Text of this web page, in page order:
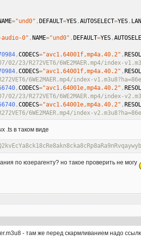
="und0" ,DEFAULT=YES,AUTOSELECT=YES,
0" ,NAME="und0" ,DEFAULT=YES,
,CODECS="avc1.64001f,mp4a.40.2" ,
R272VET6/6WE2MAER.mp4/index-
,CODECS="avc1.64001f,mp4a.40.2" ,
6WE2MAER.mp4/index-
,CODECS="avc1.64001e,mp4a.40.2" ,
R272VET6/6WE2MAER.mp4/index-
,CODECS="avc1.64001e,mp4a.40.2" ,
6WE2MAER.mp4/index-
.ts в таком виде
по юзерагенту? но такое проверить не могу
- там же перед скармливанием надо